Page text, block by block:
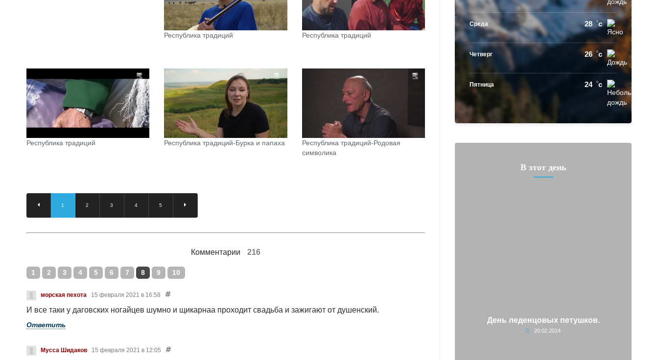
Республика традиций Республика традиций
Республика традиций Республика традиций-Бурка и папаха
Республика традиций-Родовая
символика
1 2 3 4 5
Комментарии 216
1 2 3 4 5 6 7 8 9 10
морская пехота 15 февраля 2021 в 16:58
И все таки у даговских ногайцев шумно и щикарнаа проходит свадьба и зажигают от душенский.
Ответить
Мусса Шидаков 15 февраля 2021 в 12:05
Среда 28 c
Четверг 26 c
Пятница 24 c
В этот день
День войск правительственной связи
День леденцовых петушков.
20.02.2024